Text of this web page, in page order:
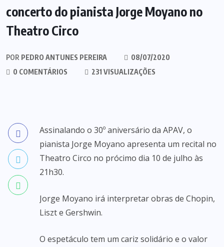
concerto do pianista Jorge Moyano no
Theatro Circo
POR PEDRO ANTUNES PEREIRA
08/07/2020
0 COMENTÁRIOS
231 VISUALIZAÇÕES
Assinalando o 30º aniversário da APAV, o
pianista Jorge Moyano apresenta um recital no
Theatro Circo no prócimo dia 10 de julho às
21h30.
Jorge Moyano irá interpretar obras de Chopin,
Liszt e Gershwin.
O espetáculo tem um cariz solidário e o valor